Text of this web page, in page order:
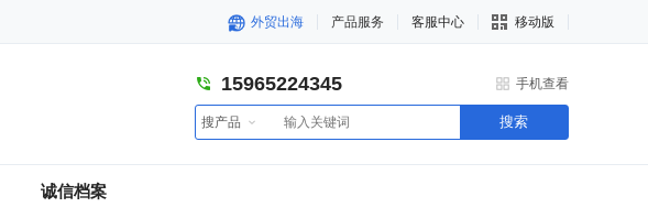
外贸出海 产品服务 客服中心 移动版
15965224345 手机查看
搜产品 搜索
诚信档案